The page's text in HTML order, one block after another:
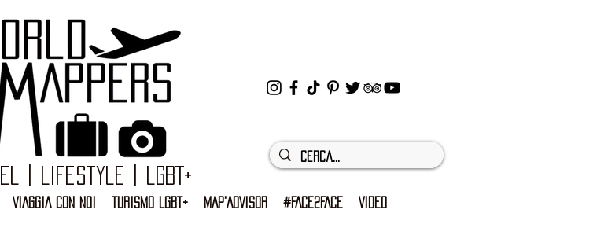
| Lifestyle | LGBT+
VIAGGIA CON NOI TURISMO LGBT+ MAP'ADVISOR #FACE2FACE VIDEO